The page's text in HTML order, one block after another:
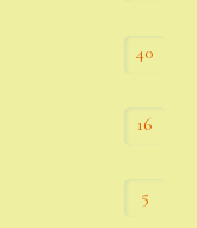
40
16
5